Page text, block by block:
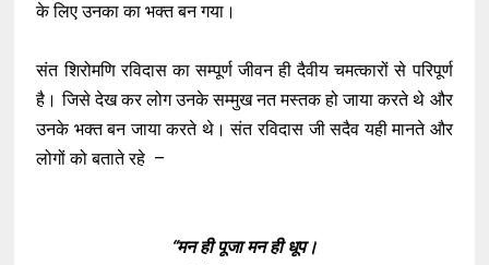
के लिए उनका का भक्त बन गया।
संत शिरोमणि रविदास का सम्पूर्ण जीवन ही दैवीय चमत्कारों से परिपूर्ण
है। जिसे देख कर लोग उनके सम्मुख नत मस्तक हो जाया करते थे और
उनके भक्त बन जाया करते थे। संत रविदास जी सदैव यही मानते और
लोगों को बताते रहे –
“मन ही पूजा मन ही धूप।